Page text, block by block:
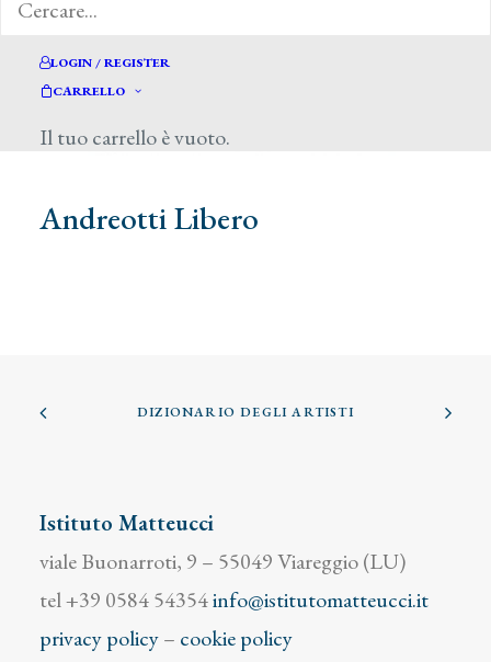
LOGIN / REGISTER
CARRELLO
Il tuo carrello è vuoto.
Andreotti Libero
DIZIONARIO DEGLI ARTISTI
Istituto Matteucci
viale Buonarroti, 9 – 55049 Viareggio (LU)
tel +39 0584 54354info@istitutomatteucci.it
privacy policy– cookie policy